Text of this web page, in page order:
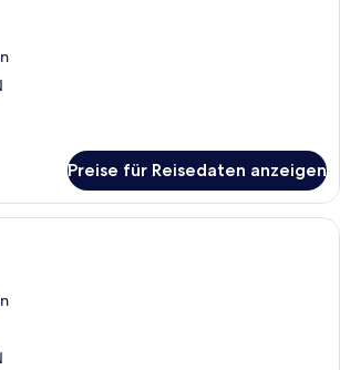
Preise für Reisedaten anzeigen
Ein Hotelzimmer mit einem großen